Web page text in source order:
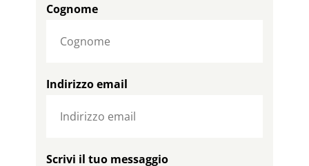
Cognome
Indirizzo email
Scrivi il tuo messaggio